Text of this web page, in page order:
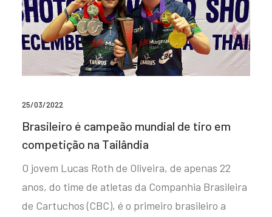
25/03/2022
Brasileiro é campeão mundial de tiro em
competição na Tailândia
O jovem Lucas Roth de Oliveira, de apenas 22
anos, do time de atletas da Companhia Brasileira
de Cartuchos (CBC), é o primeiro brasileiro a